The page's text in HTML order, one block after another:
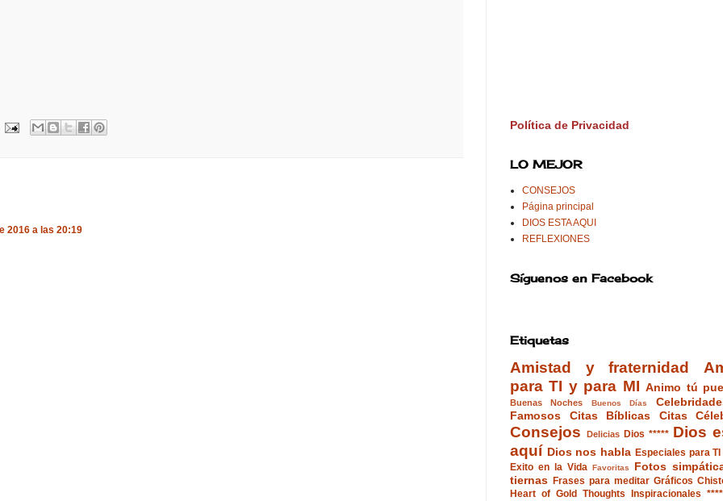
2016 a las 20:19
Política de Privacidad
LO MEJOR
CONSEJOS
Página principal
DIOS ESTA AQUI
REFLEXIONES
Síguenos en Facebook
Etiquetas
Amistad y fraternidad
para TI y para MI Animo tú
Buenas Noches Buenos Días
Famosos
Citas Bíblicas Citas
Consejos Delicias Dios ***** Dios
aquí Dios nos habla Especiales para
Exito en la Vida Favoritas
Fotos
tiernas Frases para meditar Gráficos
Heart of Gold Thoughts
Inspiracionales